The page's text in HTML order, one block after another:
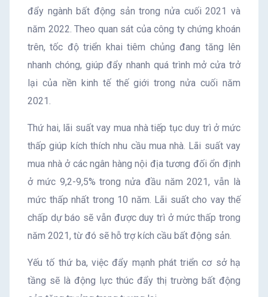
đẩy ngành bất động sản trong nửa cuối 2021 và
năm 2022. Theo quan sát của công ty chứng khoán
trên, tốc độ triển khai tiêm chủng đang tăng lên
nhanh chóng, giúp đẩy nhanh quá trình mở cửa trở
lại của nền kinh tế thế giới trong nửa cuối năm
2021.
Thứ hai, lãi suất vay mua nhà tiếp tục duy trì ở mức
thấp giúp kích thích nhu cầu mua nhà. Lãi suất vay
mua nhà ở các ngân hàng nội địa tương đối ổn định
ở mức 9,2-9,5% trong nửa đầu năm 2021, vẫn là
mức thấp nhất trong 10 năm. Lãi suất cho vay thế
chấp dự báo sẽ vẫn được duy trì ở mức thấp trong
năm 2021, từ đó sẽ hỗ trợ kích cầu bất động sản.
Yếu tố thứ ba, việc đẩy mạnh phát triển cơ sở hạ
tầng sẽ là động lực thúc đẩy thị trường bất động